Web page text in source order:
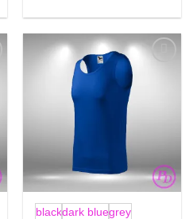
blackdark bluegrey